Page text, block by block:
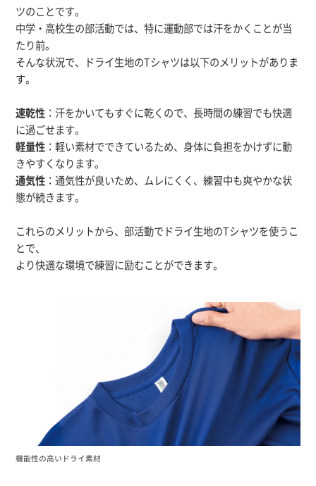
ツのことです。
中学・高校生の部活動では、特に運動部では汗をかくことが当
たり前。
そんな状況で、ドライ生地のTシャツは以下のメリットがありま
す。
速乾性 ：汗をかいてもすぐに乾くので、長時間の練習でも快適
に過ごせます。
軽量性 ：軽い素材でできているため、身体に負担をかけずに動
きやすくなります。
通気性 ：通気性が良いため、ムレにくく、練習中も爽やかな状
態が続きます。
これらのメリットから、部活動でドライ生地のTシャツを使うこ
とで、
より快適な環境で練習に励むことができます。
機能性の高いドライ素材